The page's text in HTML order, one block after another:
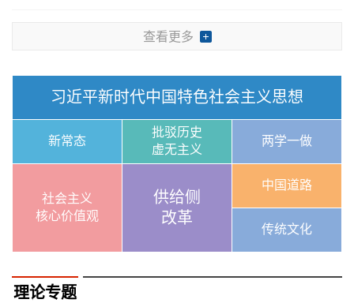
查看更多
习近平新时代中国特色社会主义思想
新常态
批驳历史
虚无主义
两学一做
社会主义
核心价值观
供给侧
改革
中国道路
传统文化
理论专题